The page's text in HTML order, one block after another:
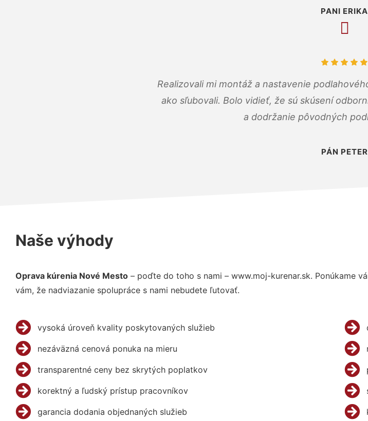
PANI ERIKA
Realizovali mi montáž a nastavenie
ako sľubovali. Bolo vidieť, že sú skúsení
a dodržanie pôvodných
PÁN PETER
Naše výhody
Oprava kúrenia Nové Mesto – poďte do toho s nami – www.moj-kurenar.sk. Ponúkame
vám, že nadviazanie spolupráce s nami nebudete ľutovať.
vysoká úroveň kvality poskytovaných služieb
nezáväzná cenová ponuka na mieru
transparentné ceny bez skrytých poplatkov
korektný a ľudský prístup pracovníkov
garancia dodania objednaných služieb